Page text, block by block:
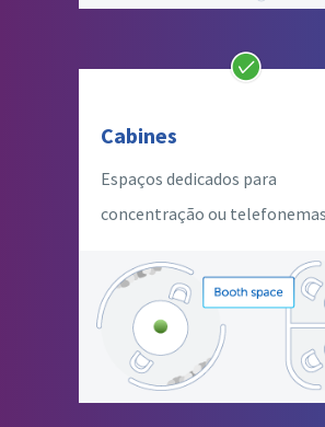
Cabines
Espaços dedicados para
concentração ou